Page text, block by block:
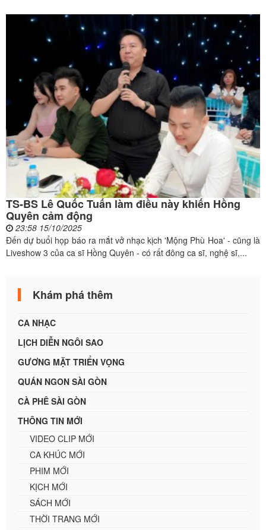
TS-BS Lê Quốc Tuấn làm điều này khiến Hồng
Quyên cảm động
23:58 15/10/2025
Đến dự buổi họp báo ra mắt vở nhạc kịch 'Mộng Phù Hoa' - cũng là
Liveshow 3 của ca sĩ Hồng Quyên - có rất đông ca sĩ, nghệ sĩ,...
Khám phá thêm
CA NHẠC
LỊCH DIỄN NGÔI SAO
GƯƠNG MẶT TRIỂN VỌNG
QUÁN NGON SÀI GÒN
CÀ PHÊ SÀI GÒN
THÔNG TIN MỚI
VIDEO CLIP MỚI
CA KHÚC MỚI
PHIM MỚI
KỊCH MỚI
SÁCH MỚI
THỜI TRANG MỚI